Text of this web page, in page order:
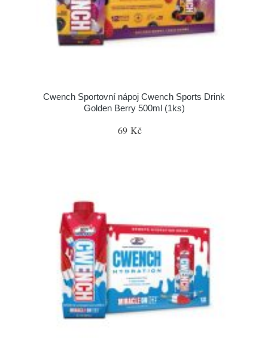
Cwench Sportovní nápoj Cwench Sports Drink
Golden Berry 500ml (1ks)
69 Kč